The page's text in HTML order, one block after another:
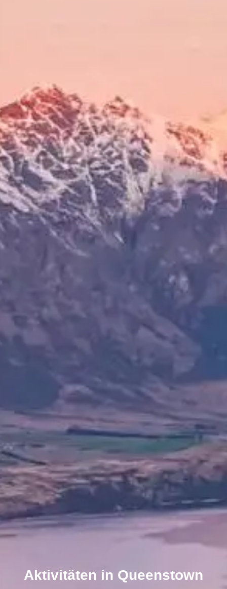
Aktivitäten in Queenstown